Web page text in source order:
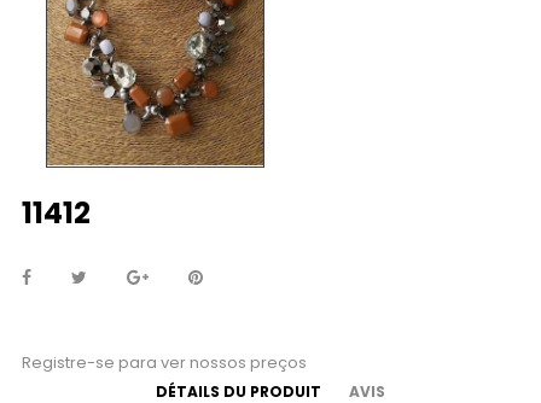
11412
Registre-se para ver nossos preços
DÉTAILS DU PRODUIT AVIS